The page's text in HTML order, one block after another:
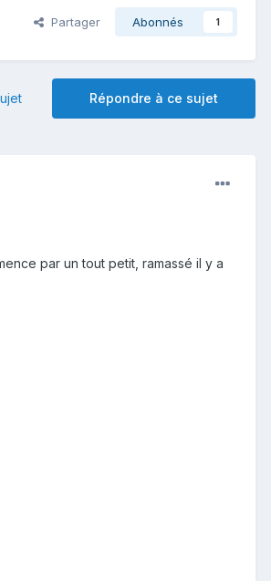
Partager Abonnés 1
Répondre à ce sujet
par un tout petit, ramassé il y a